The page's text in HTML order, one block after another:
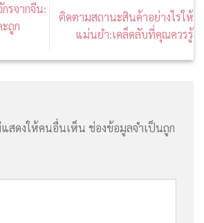
รจากจีน:
ถูก
ติดตามสถานะสินค้าอย่างไรให้
แม่นยำ:เคล็ดลับที่คุณควรรู้
สดงให้คนอื่นเห็น ช่องข้อมูลจำเป็นถูก